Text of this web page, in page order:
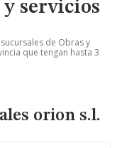
y servicios
de Obras y
que tengan hasta 3
orion s.l.